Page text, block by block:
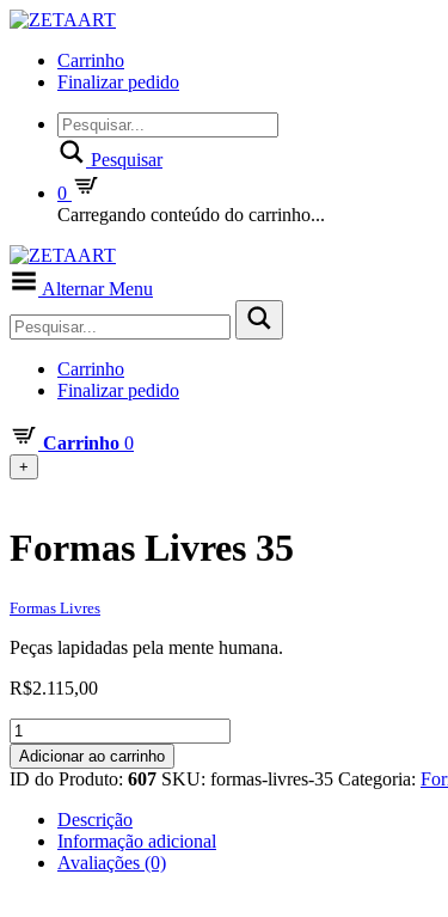
Carrinho
Finalizar pedido
Pesquisar
0
Carregando conteúdo do carrinho...
Alternar Menu
Carrinho
Finalizar pedido
Carrinho 0
+
Formas Livres 35
Formas Livres
Peças lapidadas pela mente humana.
R$2.115,00
Formas
Livres
35
quantidade
Adicionar ao carrinho
ID do Produto: 607 SKU: formas-livres-35 Categoria:
Descrição
Informação adicional
Avaliações (0)